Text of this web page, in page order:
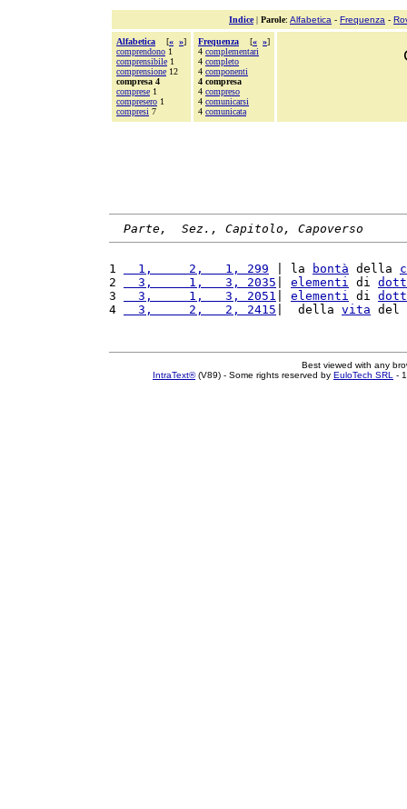
Indice| Parole: Alfabetica - Frequenza -
Alfabetica [« »]
comprendono 1
comprensibile 1
comprensione 12
compresa 4
comprese 1
compresero 1
compresi 7
Frequenza [« »]
4 complementari
4 completo
4 componenti
4 compresa
4 compreso
4 comunicarsi
4 comunicata
Parte,  Sez., Capitolo, Capoverso
1
  1,     2,   1, 299
| la bontà della
2
  3,     1,   3, 2035
elementi di
3
  3,     1,   3, 2051
elementi di
4
  3,     2,   2, 2415
|  della vita del
Best viewed with any
IntraText®(V89) - Some rights reserved by EuloTech SRL -